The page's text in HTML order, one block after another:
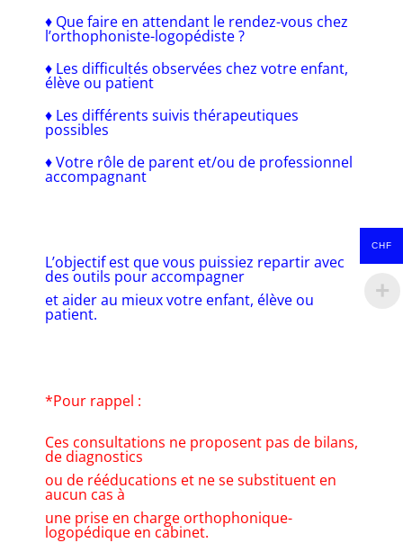
♦ Que faire en attendant le rendez-vous chez
l’orthophoniste-logopédiste ?
♦ Les difficultés observées chez votre enfant,
élève ou patient
♦ Les différents suivis thérapeutiques
possibles
♦ Votre rôle de parent et/ou de professionnel
accompagnant
L’objectif est que vous puissiez repartir avec
des outils pour accompagner
et aider au mieux votre enfant, élève ou
patient.
*Pour rappel :
Ces consultations ne proposent pas de bilans,
de diagnostics
ou de rééducations et ne se substituent en
aucun cas à
une prise en charge orthophonique-
logopédique en cabinet.
CHF